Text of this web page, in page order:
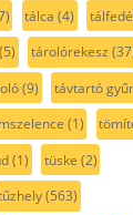
tálca (4)
(5) tárolórekesz
(9) távtartó
(1)
(1) tüske (2)
(563)